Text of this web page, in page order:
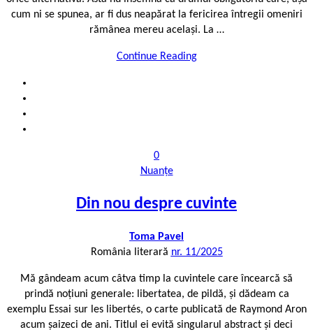
cum ni se spunea, ar fi dus neapărat la fericirea întregii omeniri
rămânea mereu același. La …
Continue Reading
0
Nuanțe
Din nou despre cuvinte
Toma Pavel
România literară nr. 11/2025
Mă gândeam acum câtva timp la cuvintele care încearcă să
prindă noțiuni generale: libertatea, de pildă, și dădeam ca
exemplu Essai sur les libertés, o carte publicată de Raymond Aron
acum șaizeci de ani. Titlul ei evită singularul abstract și deci